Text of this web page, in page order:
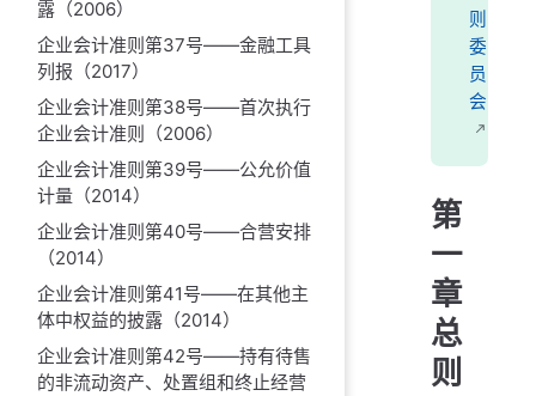
露（2006）
企业会计准则第37号——金融工具
列报（2017）
企业会计准则第38号——首次执行
企业会计准则（2006）
企业会计准则第39号——公允价值
计量（2014）
企业会计准则第40号——合营安排
（2014）
企业会计准则第41号——在其他主
体中权益的披露（2014）
企业会计准则第42号——持有待售
的非流动资产、处置组和终止经营
则
委
员
会
第
一
章
总
则